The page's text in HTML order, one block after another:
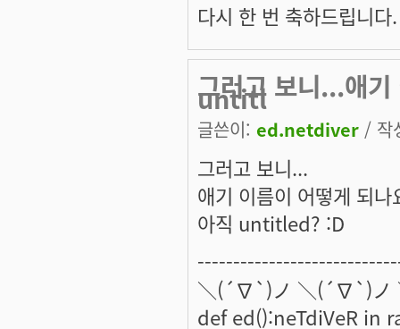
다시 한 번 축하드립니다.
그러고 보니...애
untitl
글쓴이: ed.netdiver / 작
그러고 보니...
애기 이름이 어떻게 되
아직 untitled? :D
＼(´∇`)ノ ＼(´∇`)
def ed():neTdiVeR in